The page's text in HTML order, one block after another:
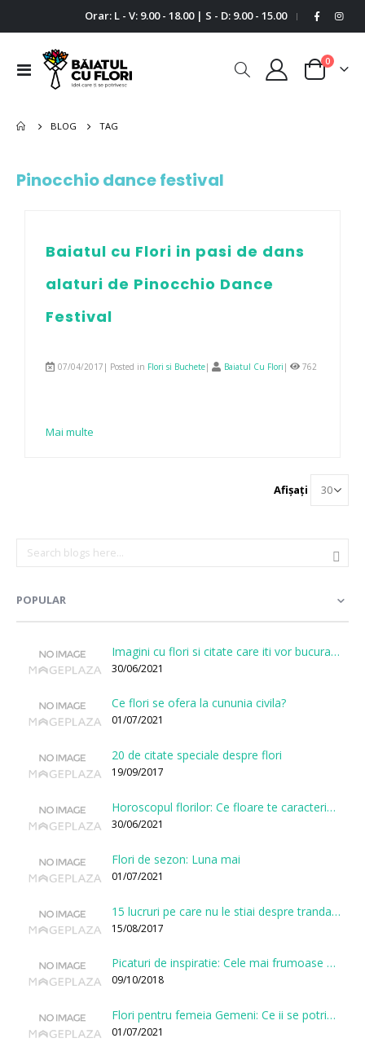
Orar: L - V: 9.00 - 18.00 | S - D: 9.00 - 15.00 |
Comutare
Cart
0
BLOG TAG
Pinocchio dance festival
Baiatul cu Flori in pasi de dans
alaturi de Pinocchio Dance
Festival
07/04/2017| Posted in Flori si Buchete| Baiatul Cu Flori | 762
Mai multe
Afișați
POPULAR
Imagini cu flori si citate care iti vor bucura sufletul
30/06/2021
Ce flori se ofera la cununia civila?
01/07/2021
20 de citate speciale despre flori
19/09/2017
Horoscopul florilor: Ce floare te caracterizeaza in functie de ziua nasterii?
30/06/2021
Flori de sezon: Luna mai
01/07/2021
15 lucruri pe care nu le stiai despre trandafiri
15/08/2017
Picaturi de inspiratie: Cele mai frumoase citate despre flori
09/10/2018
Flori pentru femeia Gemeni: Ce ii se potriveste, ce ii poarta noroc si ce o caracterizeaza?
01/07/2021